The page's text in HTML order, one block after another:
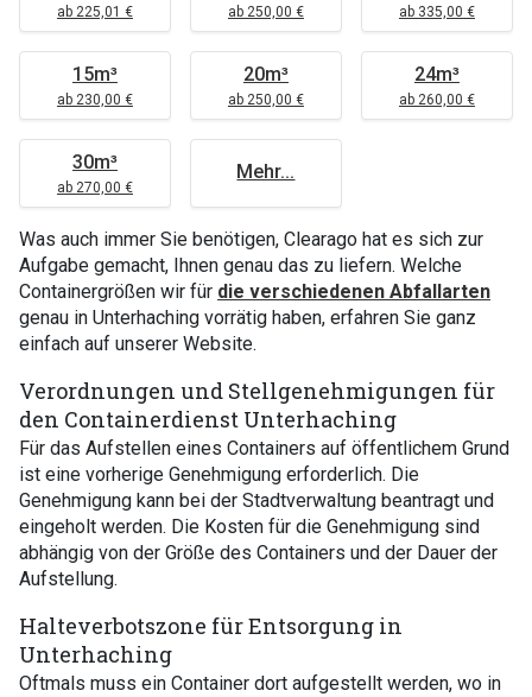
ab 225,01 € ab 250,00 € ab 335,00 €
15m³
ab 230,00 €
20m³
ab 250,00 €
24m³
ab 260,00 €
30m³
ab 270,00 €
Mehr...
Was auch immer Sie benötigen, Clearago hat es sich zur
Aufgabe gemacht, Ihnen genau das zu liefern. Welche
Containergrößen wir für die verschiedenen Abfallarten
genau in Unterhaching vorrätig haben, erfahren Sie ganz
einfach auf unserer Website.
Verordnungen und Stellgenehmigungen für
den Containerdienst Unterhaching
Für das Aufstellen eines Containers auf öffentlichem Grund
ist eine vorherige Genehmigung erforderlich. Die
Genehmigung kann bei der Stadtverwaltung beantragt und
eingeholt werden. Die Kosten für die Genehmigung sind
abhängig von der Größe des Containers und der Dauer der
Aufstellung.
Halteverbotszone für Entsorgung in
Unterhaching
Oftmals muss ein Container dort aufgestellt werden, wo in